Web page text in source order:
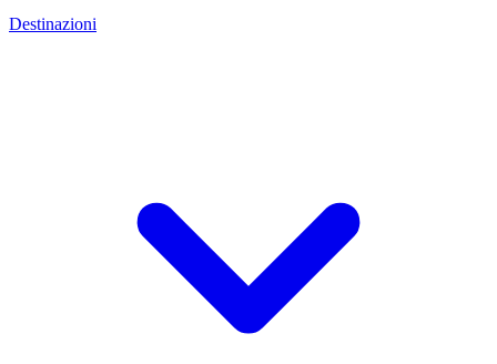
Destinazioni